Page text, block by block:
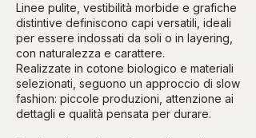
Linee pulite, vestibilità morbide e grafiche
distintive definiscono capi versatili, ideali
per essere indossati da soli o in layering,
con naturalezza e carattere.
Realizzate in cotone biologico e materiali
selezionati, seguono un approccio di slow
fashion: piccole produzioni, attenzione ai
dettagli e qualità pensata per durare.